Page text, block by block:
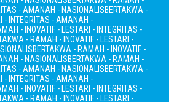
- AMANAH - NASIONALISBERTAKWA -
- INTEGRITAS - AMANAH -
- INOVATIF - LESTARI - INTEGRITAS -
- RAMAH - INOVATIF - LESTARI -
BERTAKWA - RAMAH - INOVATIF -
- NASIONALISBERTAKWA - RAMAH -
- AMANAH - NASIONALISBERTAKWA -
- INTEGRITAS - AMANAH -
- INOVATIF - LESTARI - INTEGRITAS -
- RAMAH - INOVATIF - LESTARI -